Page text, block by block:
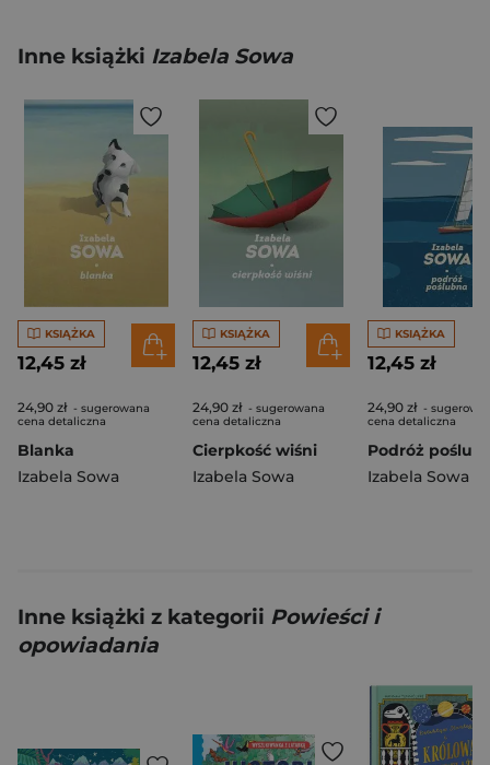
Inne książki Izabela Sowa
KSIĄŻKA
12,45 zł
24,90 zł - sugerowana
cena detaliczna
Blanka
Izabela Sowa
KSIĄŻKA
12,45 zł
24,90 zł - sugerowana
cena detaliczna
Cierpkość wiśni
Izabela Sowa
KSIĄŻKA
12,45 zł
24,90 zł -
cena detaliczna
Podróż
Izabela Sowa
Inne książki z kategorii Powieści i
opowiadania